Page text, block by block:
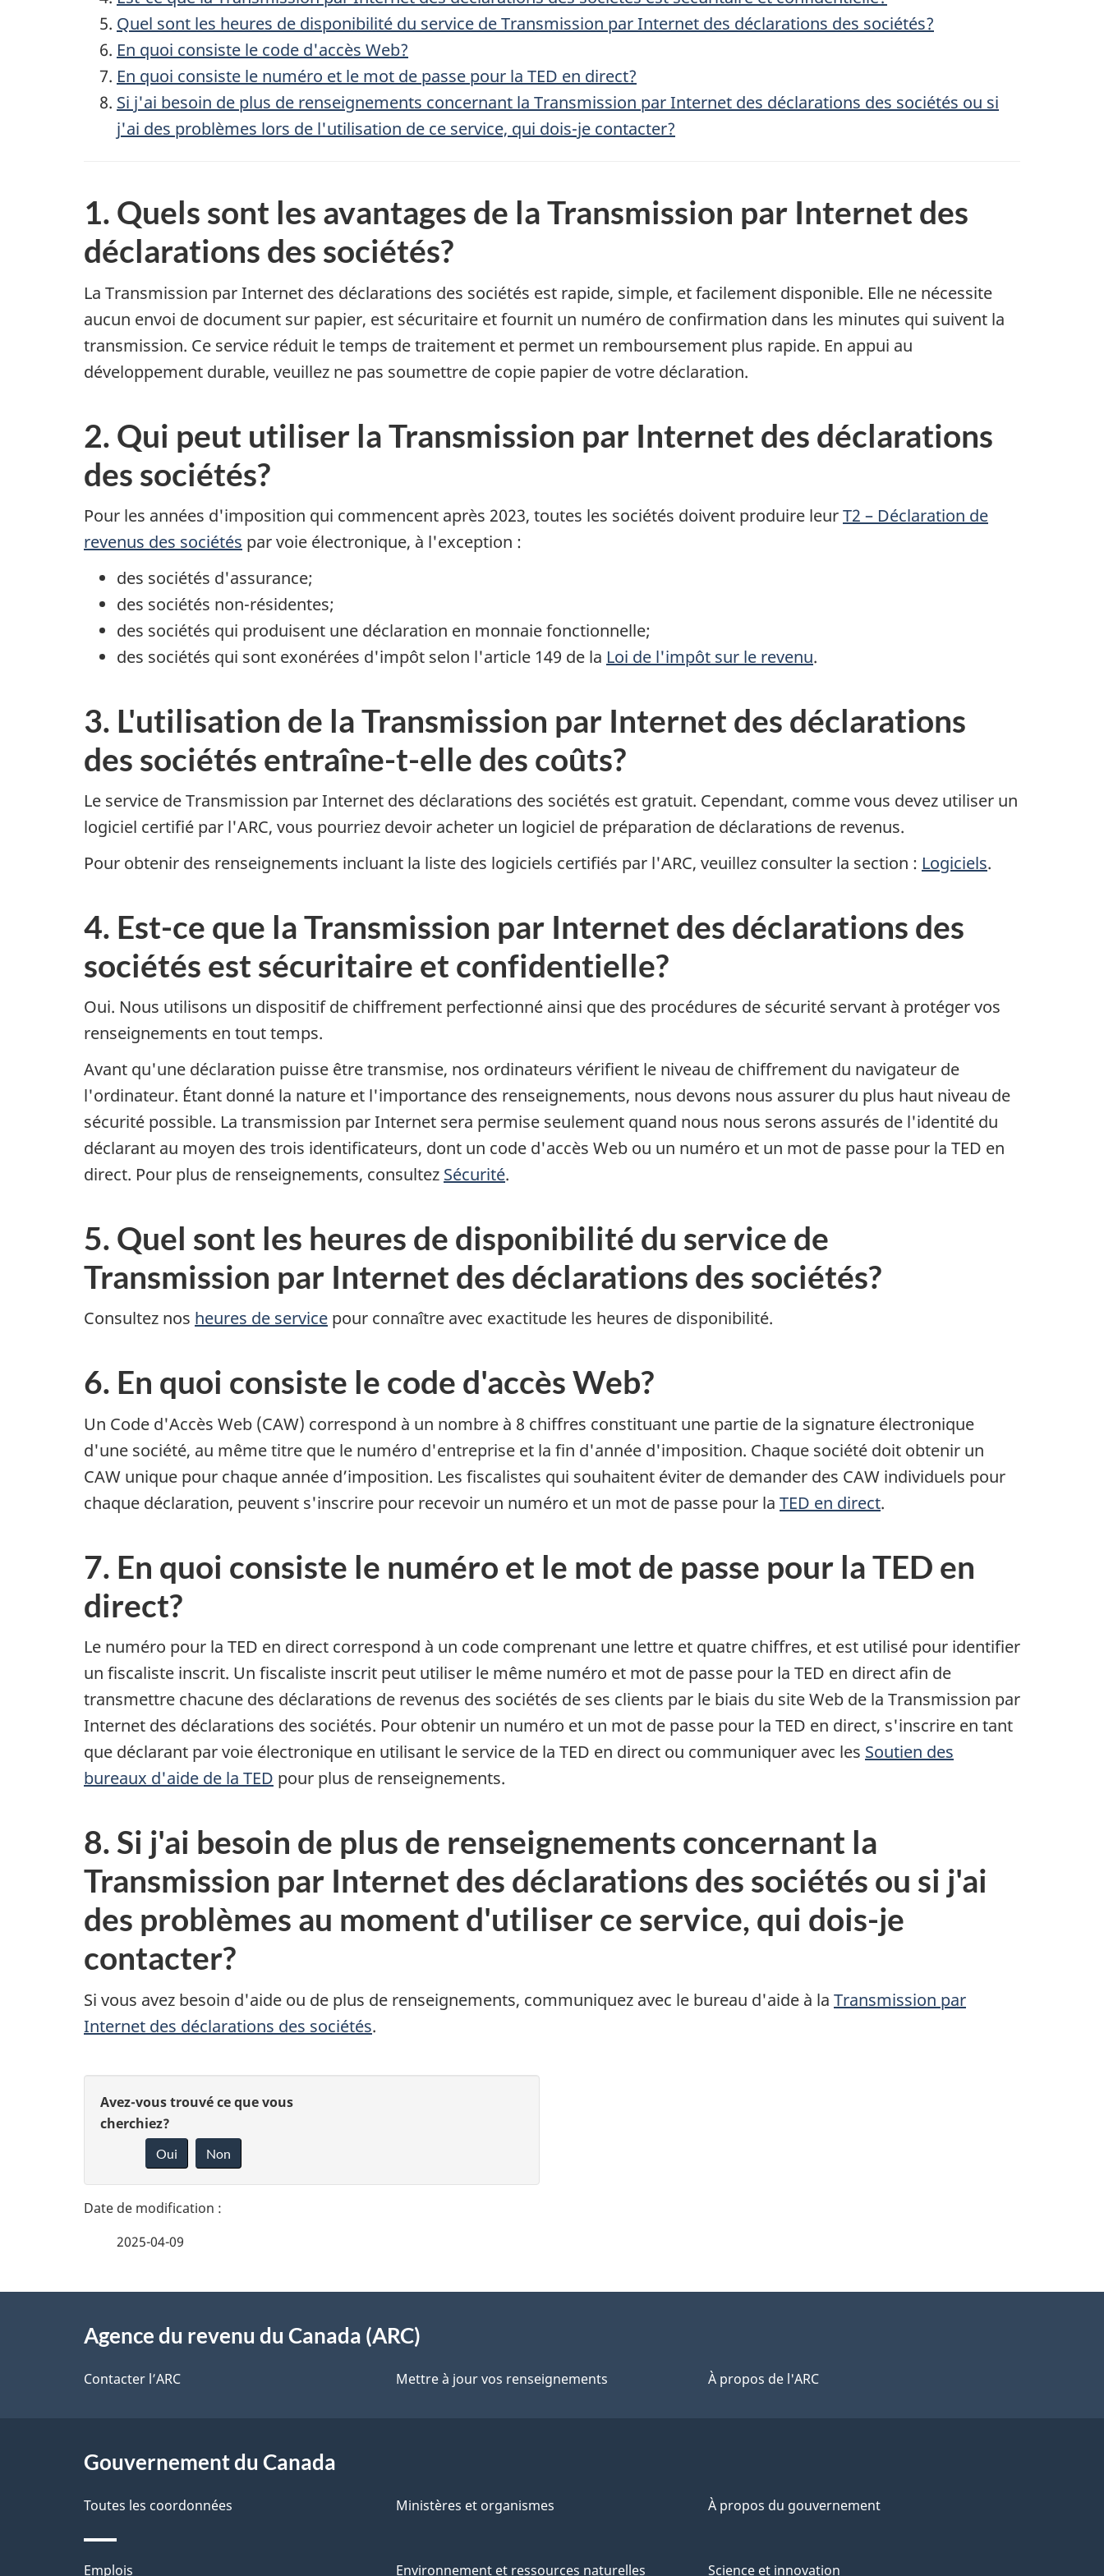
Quel sont les heures de disponibilité du service de Transmission par Internet des déclarations des sociétés?
En quoi consiste le code d'accès Web?
En quoi consiste le numéro et le mot de passe pour la TED en direct?
Si j'ai besoin de plus de renseignements concernant la Transmission par Internet des déclarations des sociétés ou si
j'ai des problèmes lors de l'utilisation de ce service, qui dois-je contacter?
1. Quels sont les avantages de la Transmission par Internet des
déclarations des sociétés?
La Transmission par Internet des déclarations des sociétés est rapide, simple, et facilement disponible. Elle ne nécessite
aucun envoi de document sur papier, est sécuritaire et fournit un numéro de confirmation dans les minutes qui suivent la
transmission. Ce service réduit le temps de traitement et permet un remboursement plus rapide. En appui au
développement durable, veuillez ne pas soumettre de copie papier de votre déclaration.
2. Qui peut utiliser la Transmission par Internet des déclarations
des sociétés?
Pour les années d'imposition qui commencent après 2023, toutes les sociétés doivent produire leurT2 – Déclaration de
revenus des sociétés par voie électronique, à l'exception :
des sociétés d'assurance;
des sociétés non-résidentes;
des sociétés qui produisent une déclaration en monnaie fonctionnelle;
des sociétés qui sont exonérées d'impôt selon l'article 149 de la Loi de l'impôt sur le revenu.
3. L'utilisation de la Transmission par Internet des déclarations
des sociétés entraîne-t-elle des coûts?
Le service de Transmission par Internet des déclarations des sociétés est gratuit. Cependant, comme vous devez utiliser un
logiciel certifié par l'ARC, vous pourriez devoir acheter un logiciel de préparation de déclarations de revenus.
Pour obtenir des renseignements incluant la liste des logiciels certifiés par l'ARC, veuillez consulter la section : Logiciels.
4. Est-ce que la Transmission par Internet des déclarations des
sociétés est sécuritaire et confidentielle?
Oui. Nous utilisons un dispositif de chiffrement perfectionné ainsi que des procédures de sécurité servant à protéger vos
renseignements en tout temps.
Avant qu'une déclaration puisse être transmise, nos ordinateurs vérifient le niveau de chiffrement du navigateur de
l'ordinateur. Étant donné la nature et l'importance des renseignements, nous devons nous assurer du plus haut niveau de
sécurité possible. La transmission par Internet sera permise seulement quand nous nous serons assurés de l'identité du
déclarant au moyen des trois identificateurs, dont un code d'accès Web ou un numéro et un mot de passe pour la TED en
direct. Pour plus de renseignements, consultez Sécurité.
5. Quel sont les heures de disponibilité du service de
Transmission par Internet des déclarations des sociétés?
Consultez nos heures de service pour connaître avec exactitude les heures de disponibilité.
6. En quoi consiste le code d'accès Web?
Un Code d'Accès Web (CAW) correspond à un nombre à 8 chiffres constituant une partie de la signature électronique
d'une société, au même titre que le numéro d'entreprise et la fin d'année d'imposition. Chaque société doit obtenir un
CAW unique pour chaque année d’imposition. Les fiscalistes qui souhaitent éviter de demander des CAW individuels pour
chaque déclaration, peuvent s'inscrire pour recevoir un numéro et un mot de passe pour la TED en direct.
7. En quoi consiste le numéro et le mot de passe pour la TED en
direct?
Le numéro pour la TED en direct correspond à un code comprenant une lettre et quatre chiffres, et est utilisé pour identifier
un fiscaliste inscrit. Un fiscaliste inscrit peut utiliser le même numéro et mot de passe pour la TED en direct afin de
transmettre chacune des déclarations de revenus des sociétés de ses clients par le biais du site Web de la Transmission par
Internet des déclarations des sociétés. Pour obtenir un numéro et un mot de passe pour la TED en direct, s'inscrire en tant
que déclarant par voie électronique en utilisant le service de la TED en direct ou communiquer avec les Soutien des
bureaux d'aide de la TED pour plus de renseignements.
8. Si j'ai besoin de plus de renseignements concernant la
Transmission par Internet des déclarations des sociétés ou si j'ai
des problèmes au moment d'utiliser ce service, qui dois-je
contacter?
Si vous avez besoin d'aide ou de plus de renseignements, communiquez avec le bureau d'aide à la Transmission par
Internet des déclarations des sociétés.
D
é
a
l
s
d
a
p
a
D
n
v
o
r
Avez-vous trouvé ce que vous
cherchiez?
Oui Non
2025-04-09
proposAgence du revenu du Canada (ARC)
Contacter l’ARC Mettre à jour vos renseignements À propos de l'ARC
Gouvernement du Canada
Toutes les coordonnées Ministères et organismes À propos du gouvernement
Emplois Environnement et ressources naturelles Science et innovation